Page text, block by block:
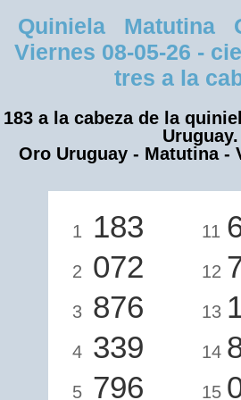
Quiniela Matutina
Viernes 08-05-26 -
tres a la
183 a la cabeza de la
Uruguay.
Oro Uruguay - Matutina -
1 183
2 072
3 876
4 339
5 796
11
12
13
14
15